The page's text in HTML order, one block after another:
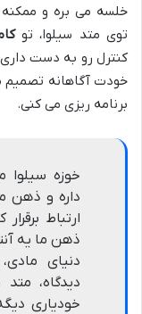
خلسه می بره و
توی متد سیلوا، تو
کنترل رو به دست
خودت آگاهانه
برنامه ریزی می کنی.
خوزه سیلوا
داره و ذهن
ارتباط
ذهن ما یه
دنیای
دیدگاه،
خودیاری